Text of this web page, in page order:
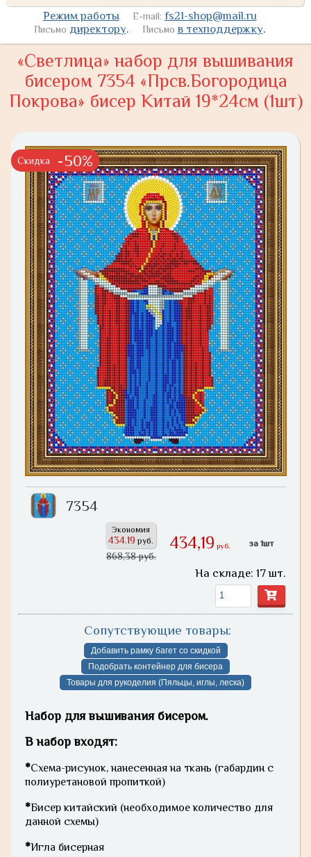
Режим работы E-mail: fs21-shop@mail.ru
Письмо директору. Письмо в техподдержку.
«Светлица» набор для вышивания
бисером 7354 «Прсв.Богородица
Покрова» бисер Китай 19*24см (1шт)
Скидка -50%
7354
Экономия
434.19 руб.
868,38 руб.
434,19 руб. за 1шт
На складе: 17 шт.
Сопутствующие товары:
Добавить рамку багет со скидкой
Подобрать контейнер для бисера
Товары для рукоделия (Пяльцы, иглы, леска)
Набор для вышивания бисером.
В набор входят:
*Схема-рисунок, нанесенная на ткань (габардин с
полиуретановой пропиткой)
*Бисер китайский (необходимое количество для
данной схемы)
*Игла бисерная